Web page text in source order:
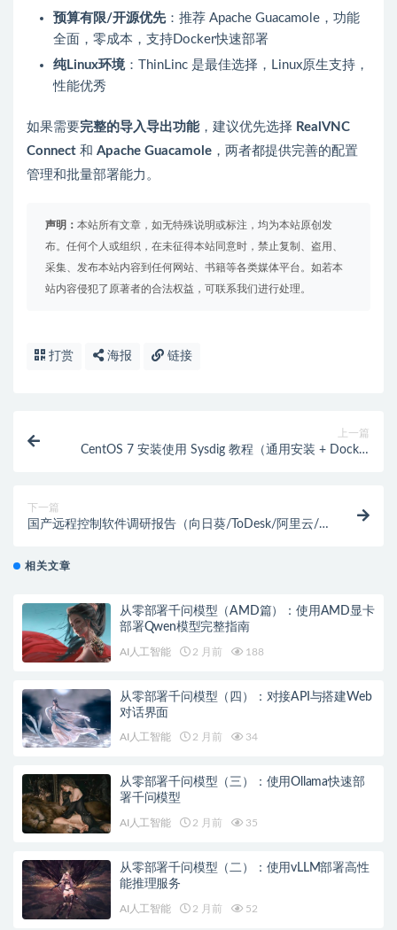
预算有限/开源优先：推荐 Apache Guacamole，功能
全面，零成本，支持Docker快速部署
纯Linux环境：ThinLinc 是最佳选择，Linux原生支持，
性能优秀
如果需要完整的导入导出功能，建议优先选择 RealVNC
Connect 和 Apache Guacamole ，两者都提供完善的配置
管理和批量部署能力。
声明： 本站所有文章，如无特殊说明或标注，均为本站原创发
布。任何个人或组织，在未征得本站同意时，禁止复制、盗用、
采集、发布本站内容到任何网站、书籍等各类媒体平台。如若本
站内容侵犯了原著者的合法权益，可联系我们进行处理。
打赏 海报 链接
上一篇
CentOS 7 安装使用 Sysdig 教程（通用安装 + Docker
下一篇
国产远程控制软件调研报告（向日葵/ToDesk/阿里云/
相关文章
从零部署千问模型（AMD篇）：使用AMD显卡
部署Qwen模型完整指南
AI人工智能 2 月前 188
从零部署千问模型（四）：对接API与搭建Web
对话界面
AI人工智能 2 月前 34
从零部署千问模型（三）：使用Ollama快速部
署千问模型
AI人工智能 2 月前 35
从零部署千问模型（二）：使用vLLM部署高性
能推理服务
AI人工智能 2 月前 52